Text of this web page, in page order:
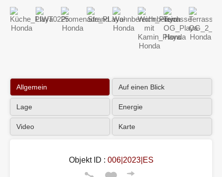
Allgemein Auf einen Blick
Lage Energie
Video Karte
Objekt ID : 006|2023|ES